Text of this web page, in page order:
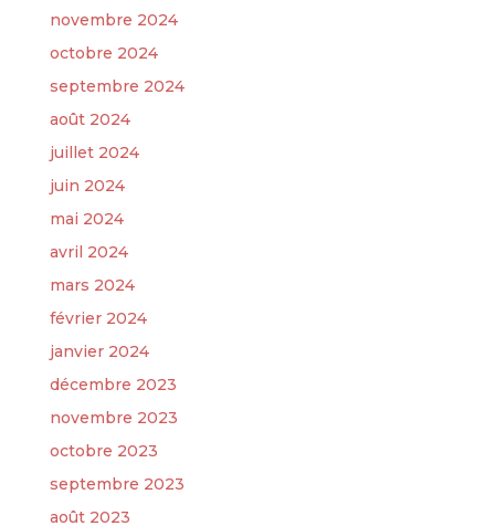
novembre 2024
octobre 2024
septembre 2024
août 2024
juillet 2024
juin 2024
mai 2024
avril 2024
mars 2024
février 2024
janvier 2024
décembre 2023
novembre 2023
octobre 2023
septembre 2023
août 2023